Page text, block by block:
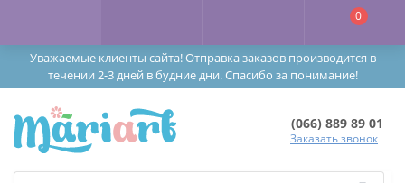
Уважаемые клиенты сайта! Отправка заказов производится в
течении 2-3 дней в будние дни. Спасибо за понимание!
0
(066) 889 89 01
Заказать звонок